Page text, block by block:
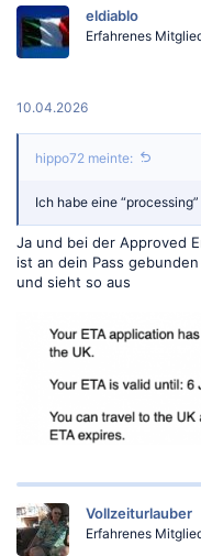
i
o
n
:
eldiablo
Erfahrenes
10.04.2026
hippo72 meinte:
Ich habe eine
Ja und bei der Approved
ist an dein Pass gebunden
und sieht so aus
Vollzeiturlauber
Erfahrenes